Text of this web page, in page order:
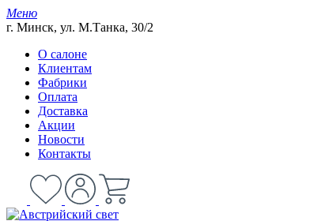
Меню
г. Минск, ул. М.Танка, 30/2
О салоне
Клиентам
Фабрики
Оплата
Доставка
Акции
Новости
Контакты